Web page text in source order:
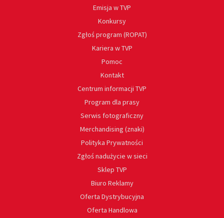
Emisja w TVP
Konkursy
Zgłoś program (ROPAT)
Kariera w TVP
Pomoc
Kontakt
Centrum informacji TVP
Program dla prasy
Serwis fotograficzny
Merchandising (znaki)
Polityka Prywatności
Zgłoś nadużycie w sieci
Sklep TVP
Biuro Reklamy
Oferta Dystrybucyjna
Oferta Handlowa